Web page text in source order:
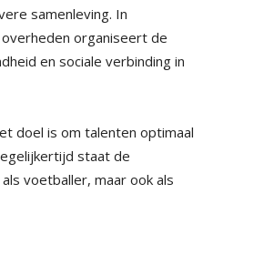
samenleving. In
organiseert de
en sociale verbinding in
doel is om talenten optimaal
staat de
voetballer, maar ook als